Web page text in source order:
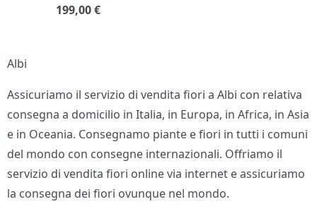
199,00 €
Albi
Assicuriamo il servizio di vendita fiori a Albi con relativa
consegna a domicilio in Italia, in Europa, in Africa, in Asia
e in Oceania. Consegnamo piante e fiori in tutti i comuni
del mondo con consegne internazionali. Offriamo il
servizio di vendita fiori online via internet e assicuriamo
la consegna dei fiori ovunque nel mondo.